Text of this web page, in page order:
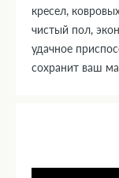
кресел,
чистый пол,
удачное
сохранит ваш